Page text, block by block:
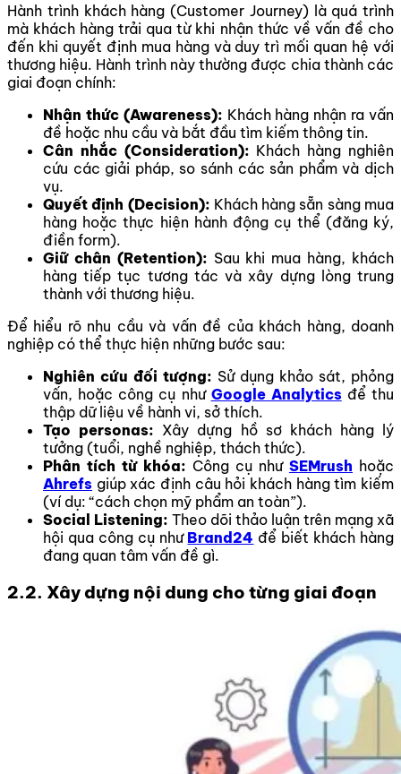
Hành trình khách hàng (Customer Journey) là quá trình
mà khách hàng trải qua từ khi nhận thức về vấn đề cho
đến khi quyết định mua hàng và duy trì mối quan hệ với
thương hiệu. Hành trình này thường được chia thành các
giai đoạn chính:
Nhận thức (Awareness): Khách hàng nhận ra vấn
đề hoặc nhu cầu và bắt đầu tìm kiếm thông tin.
Cân nhắc (Consideration): Khách hàng nghiên
cứu các giải pháp, so sánh các sản phẩm và dịch
vụ.
Quyết định (Decision): Khách hàng sẵn sàng mua
hàng hoặc thực hiện hành động cụ thể (đăng ký,
điền form).
Giữ chân (Retention): Sau khi mua hàng, khách
hàng tiếp tục tương tác và xây dựng lòng trung
thành với thương hiệu.
Để hiểu rõ nhu cầu và vấn đề của khách hàng, doanh
nghiệp có thể thực hiện những bước sau:
Nghiên cứu đối tượng: Sử dụng khảo sát, phỏng
vấn, hoặc công cụ như Google Analytics để thu
thập dữ liệu về hành vi, sở thích.
Tạo personas: Xây dựng hồ sơ khách hàng lý
tưởng (tuổi, nghề nghiệp, thách thức).
Phân tích từ khóa: Công cụ như SEMrush hoặc
Ahrefs giúp xác định câu hỏi khách hàng tìm kiếm
(ví dụ: “cách chọn mỹ phẩm an toàn”).
Social Listening: Theo dõi thảo luận trên mạng xã
hội qua công cụ như Brand24 để biết khách hàng
đang quan tâm vấn đề gì.
2.2. Xây dựng nội dung cho từng giai đoạn